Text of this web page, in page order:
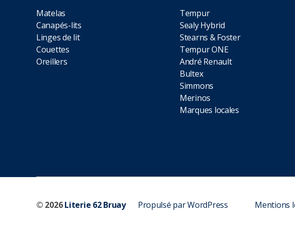
Matelas
Canapés-lits
Linges de lit
Couettes
Oreillers
Tempur
Sealy Hybrid
Stearns & Foster
Tempur ONE
André Renault
Bultex
Simmons
Merinos
Marques locales
© 2026Literie 62 Bruay Propulsé par WordPress Mentions